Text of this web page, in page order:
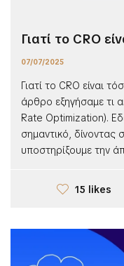
Γιατί το CRO
07/07/2025
Γιατί το CRO είναι
άρθρο εξηγήσαμε τι
Rate Optimization).
σημαντικό, δίνοντας
υποστηρίξουμε την
15 likes